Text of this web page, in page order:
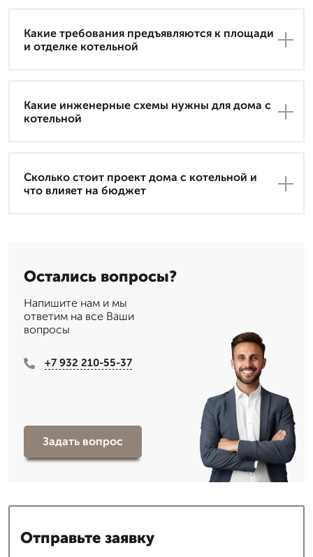
Какие требования предъявляются к площади
и отделке котельной
Какие инженерные схемы нужны для дома с
котельной
Сколько стоит проект дома с котельной и
что влияет на бюджет
Остались вопросы?
Напишите нам и мы
ответим на все Ваши
вопросы
+7 932 210-55-37
Задать вопрос
Отправьте заявку